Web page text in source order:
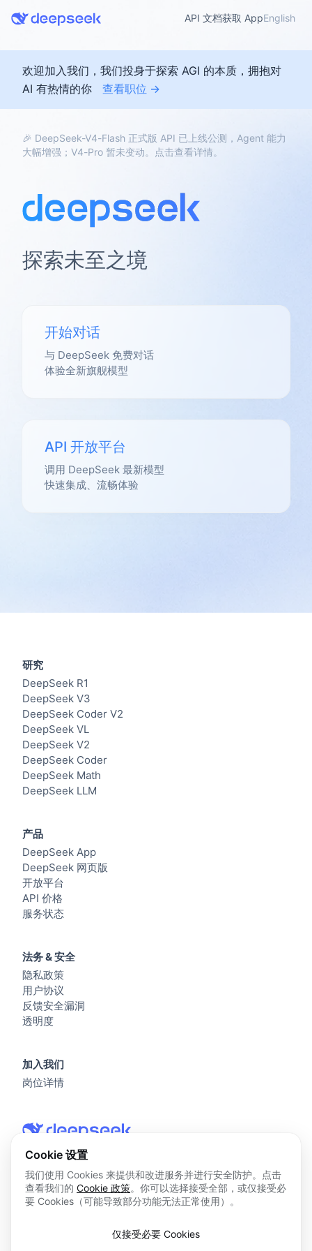
欢迎加入我们，我们投身于探索 AGI 的本质，拥抱对
AI 有热情的你
查看职位 →
🎉 DeepSeek-V4-Flash 正式版 API 已上线公测，Agent 能力
大幅增强；V4-Pro 暂未变动。点击查看详情。
探索未至之境
开始对话
与 DeepSeek 免费对话
体验全新旗舰模型
API 开放平台
调用 DeepSeek 最新模型
快速集成、流畅体验
API 文档获取 AppEnglish
© 2026 杭州深度求索人工智能基础技术研究有限公司 版权所
浙ICP备2023025841号
研究
DeepSeek R1
DeepSeek V3
DeepSeek Coder V2
DeepSeek VL
DeepSeek V2
DeepSeek Coder
DeepSeek Math
DeepSeek LLM
产品
DeepSeek App
DeepSeek 网页版
开放平台
API 价格
服务状态
法务 & 安全
隐私政策
用户协议
反馈安全漏洞
透明度
加入我们
岗位详情
Cookie 设置
我们使用 Cookies 来提供和改进服务并进行安全防护。点击
查看我们的 Cookie 政策。你可以选择接受全部，或仅接受必
要 Cookies（可能导致部分功能无法正常使用）。
仅接受必要 Cookies